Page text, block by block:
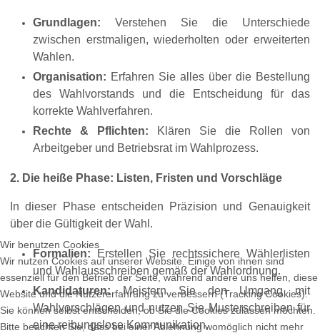
Grundlagen: Verstehen Sie die Unterschiede
zwischen erstmaligen, wiederholten oder erweiterten
Wahlen.
Organisation: Erfahren Sie alles über die Bestellung
des Wahlvorstands und die Entscheidung für das
korrekte Wahlverfahren.
Rechte & Pflichten: Klären Sie die Rollen von
Arbeitgeber und Betriebsrat im Wahlprozess.
2. Die heiße Phase: Listen, Fristen und Vorschläge
In dieser Phase entscheiden Präzision und Genauigkeit
über die Gültigkeit der Wahl.
Formalien: Erstellen Sie rechtssichere Wählerlisten
und Wahlausschreiben gemäß der Wahlordnung.
Kandidaturen:Meistern Sie den Umgang mit
Wahlvorschlägen und nutzen Sie Musterschreiben für
eine reibungslose Kommunikation.
Wir benutzen Cookies
Wir nutzen Cookies auf unserer Website. Einige von ihnen sind
essenziell für den Betrieb der Seite, während andere uns helfen, diese
Website und die Nutzererfahrung zu verbessern (Tracking Cookies).
Sie können selbst entscheiden, ob Sie die Cookies zulassen möchten.
Bitte beachten Sie, dass bei einer Ablehnung womöglich nicht mehr